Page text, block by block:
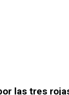
las tres